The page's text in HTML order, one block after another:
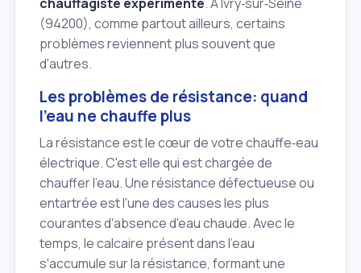
(94200), comme partout ailleurs, certains
problèmes reviennent plus souvent que
d'autres.
Les problèmes de résistance: quand
l'eau ne chauffe plus
La résistance est le cœur de votre chauffe‑eau
électrique. C'est elle qui est chargée de
chauffer l'eau. Une résistance défectueuse ou
entartrée est l'une des causes les plus
courantes d'absence d'eau chaude. Avec le
temps, le calcaire présent dans l'eau
s'accumule sur la résistance, formant une